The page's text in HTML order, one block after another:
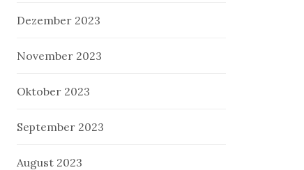
Dezember 2023
November 2023
Oktober 2023
September 2023
August 2023